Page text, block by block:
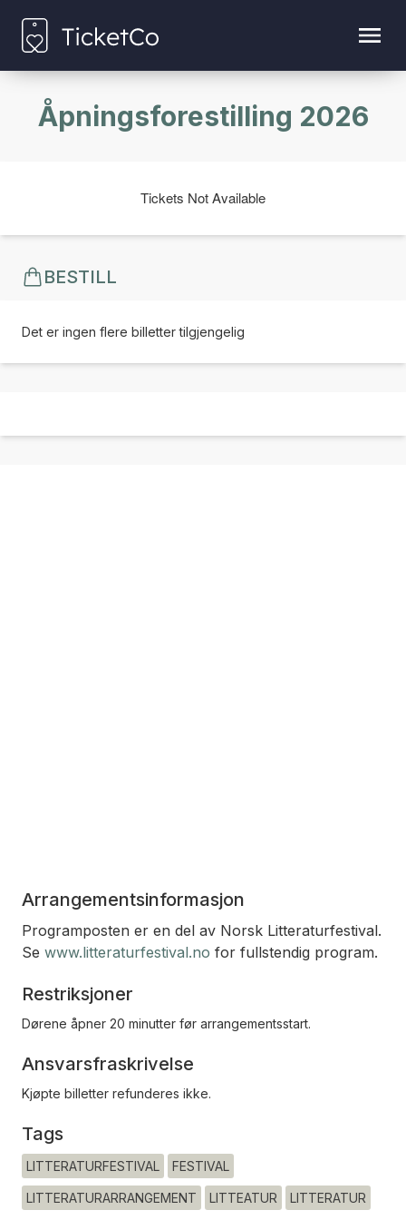
Åpningsforestilling 2026
Tickets Not Available
BESTILL
Det er ingen flere billetter tilgjengelig
Arrangementsinformasjon
Programposten er en del av Norsk Litteraturfestival.
Se www.litteraturfestival.no for fullstendig program.
Restriksjoner
Dørene åpner 20 minutter før arrangementsstart.
Ansvarsfraskrivelse
Kjøpte billetter refunderes ikke.
Tags
LITTERATURFESTIVAL FESTIVAL
LITTERATURARRANGEMENT LITTEATUR LITTERATUR